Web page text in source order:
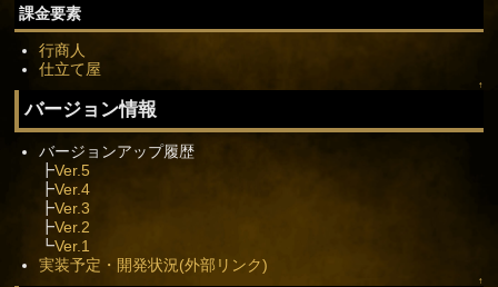
課金要素
行商人
仕立て屋
↑
バージョン情報
バージョンアップ履歴
┣Ver.5
┣Ver.4
┣Ver.3
┣Ver.2
┗Ver.1
実装予定・開発状況(外部リンク)
↑